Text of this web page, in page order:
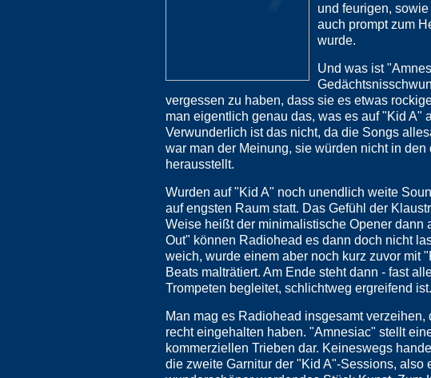
und feurigen,
auch prompt zum
wurde.
Und was ist
vergessen zu haben, dass sie es etwas
man eigentlich genau das, was es auf "Kid A"
Verwunderlich ist das nicht, da die Songs
war man der Meinung, sie würden nicht in
herausstellt.
Wurden auf "Kid A" noch unendlich weite
auf engsten Raum statt. Das Gefühl der
Weise heißt der minimalistische Opener dann
Out" können Radiohead es dann doch nicht
weich, wurde einem aber noch kurz zuvor mit
Beats malträtiert. Am Ende steht dann - fast
Trompeten begleitet, schlichtweg ergreifend ist.
Man mag es Radiohead insgesamt
recht eingehalten haben. "Amnesiac" stellt
kommerziellen Trieben dar. Keineswegs
die zweite Garnitur der "Kid A"-Sessions,